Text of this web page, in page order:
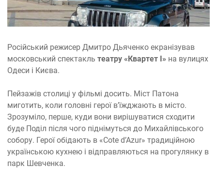
Російський режисер Дмитро Дьяченко екранізував
московський спектакль театру «Квартет І» на вулицях
Одеси і Києва.
Пейзажів столиці у фільмі досить. Міст Патона
миготить, коли головні герої в’їжджають в місто.
Зрозуміло, перше, куди вони вирішуватися сходити
буде Поділ після чого піднімуться до Михайлівського
собору. Герої обідають в «Cote d’Azur» традиційною
українською кухнею і відправляються на прогулянку в
парк Шевченка.